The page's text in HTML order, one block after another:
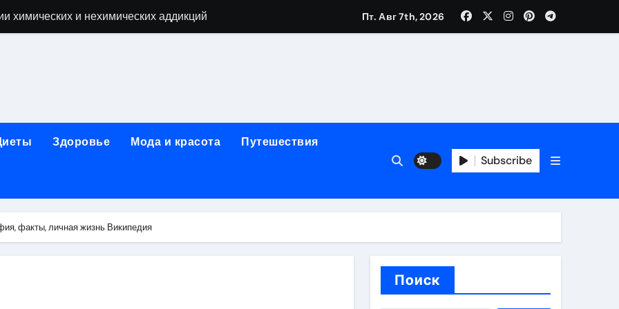
химических и нехимических аддикций
12 шагов, психотерапия, ресоциализация и оценка долгосрочных результатов при анонимном лечении
под ключ
крыла одного полёта
Пт. Авг 7th, 2026
Здоровье Мода и красота Путешествия
Subscribe
факты, личная жизнь Википедия
Поиск